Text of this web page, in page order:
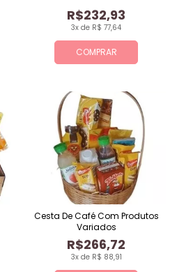
COMPRAR
3x de R$ 77,64
R$232,93
3x de R$ 88,91
R$266,72
Cesta De Café Com Produtos
Variados